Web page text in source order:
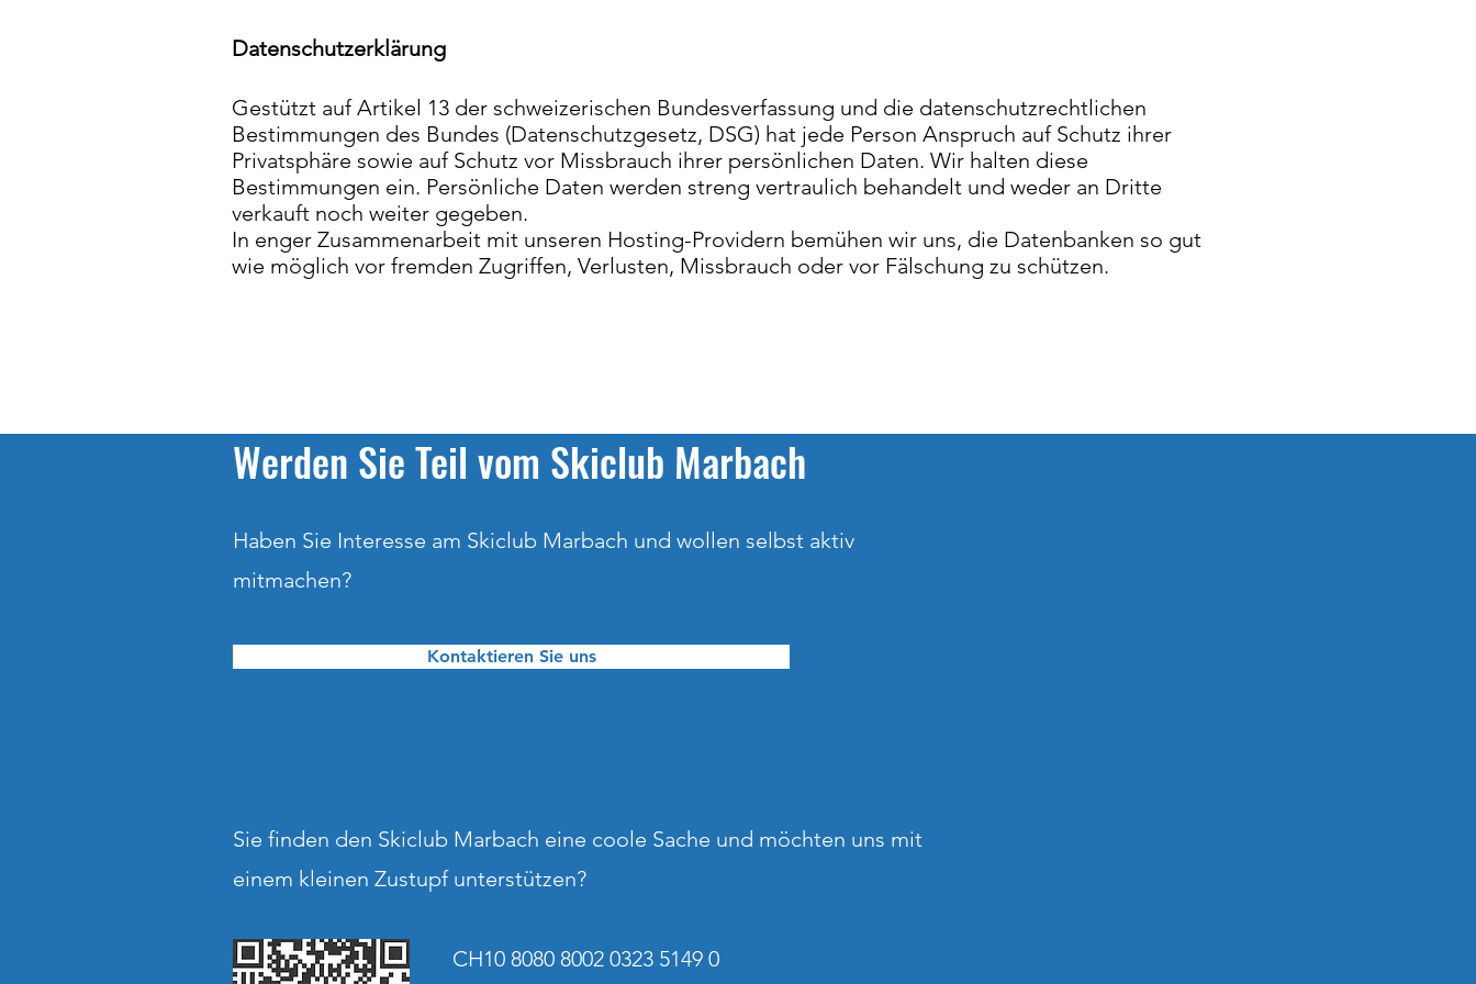
Datenschutzerklärung
Gestützt auf Artikel 13 der schweizerischen Bundesverfassung und die datenschutzrechtlichen
Bestimmungen des Bundes (Datenschutzgesetz, DSG) hat jede Person Anspruch auf Schutz ihrer
Privatsphäre sowie auf Schutz vor Missbrauch ihrer persönlichen Daten. Wir halten diese
Bestimmungen ein. Persönliche Daten werden streng vertraulich behandelt und weder an Dritte
verkauft noch weiter gegeben.
In enger Zusammenarbeit mit unseren Hosting-Providern bemühen wir uns, die Datenbanken so gut
wie möglich vor fremden Zugriffen, Verlusten, Missbrauch oder vor Fälschung zu schützen.
Werden Sie Teil vom Skiclub Marbach
Haben Sie Interesse am Skiclub Marbach und wollen selbst aktiv
mitmachen?
Kontaktieren Sie uns
Sie finden den Skiclub Marbach eine coole Sache und möchten uns mit
einem kleinen Zustupf unterstützen?
CH10 8080 8002 0323 5149 0